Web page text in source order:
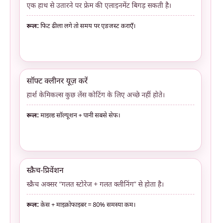
एक हाथ से उतारने पर फ्रेम की एलाइनमेंट बिगड़ सकती है।
रूल: फिट ढीला लगे तो समय पर एडजस्ट कराएँ।
सॉफ्ट क्लीनर यूज़ करें
हार्श केमिकल्स कुछ लेंस कोटिंग के लिए अच्छे नहीं होते।
रूल: माइल्ड सॉल्यूशन + पानी सबसे सेफ।
स्क्रैच-प्रिवेंशन
स्क्रैच अक्सर “गलत स्टोरेज + गलत क्लीनिंग” से होता है।
रूल: केस + माइक्रोफाइबर = 80% समस्या कम।